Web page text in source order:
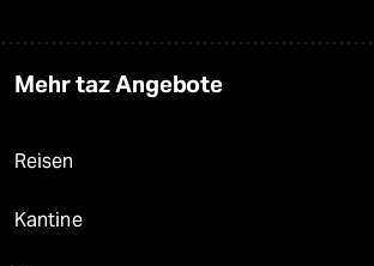
Mehr taz Angebote
Reisen
Kantine